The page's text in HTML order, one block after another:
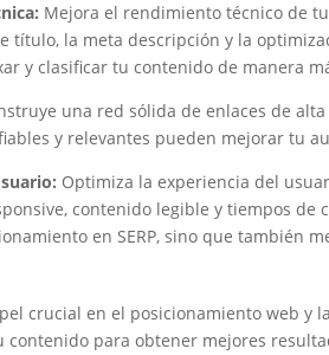
Mejora el rendimiento técnico de
título, la meta descripción y la
y clasificar tu contenido de manera
una red sólida de enlaces de
y relevantes pueden mejorar tu
Optimiza la experiencia del
contenido legible y tiempos
en SERP, sino que también
crucial en el posicionamiento web y
contenido para obtener mejores